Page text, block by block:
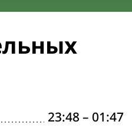
23:48 – 01:47